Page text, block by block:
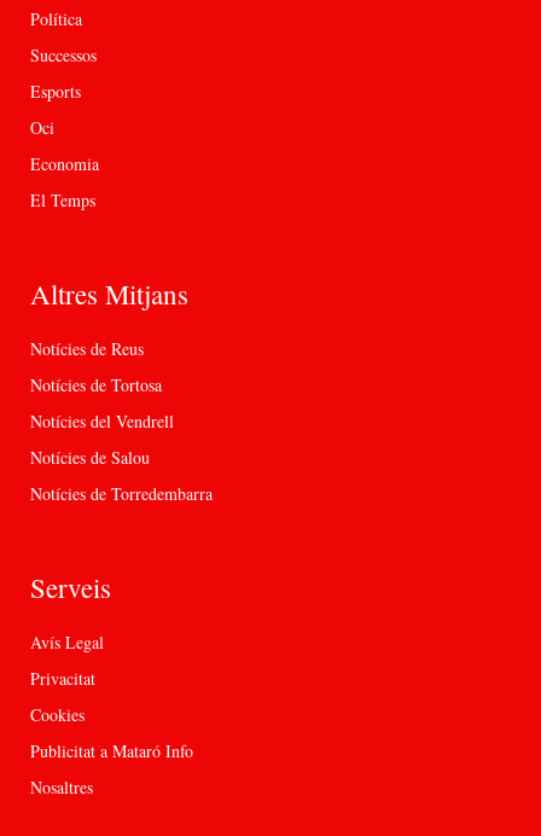
Política
Successos
Esports
Oci
Economia
El Temps
Altres Mitjans
Notícies de Reus
Notícies de Tortosa
Notícies del Vendrell
Notícies de Salou
Notícies de Torredembarra
Serveis
Avís Legal
Privacitat
Cookies
Publicitat a Mataró Info
Nosaltres